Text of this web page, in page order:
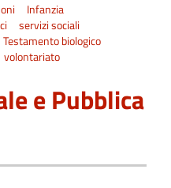
Infanzia
servizi sociali
Testamento biologico
volontariato
e Pubblica